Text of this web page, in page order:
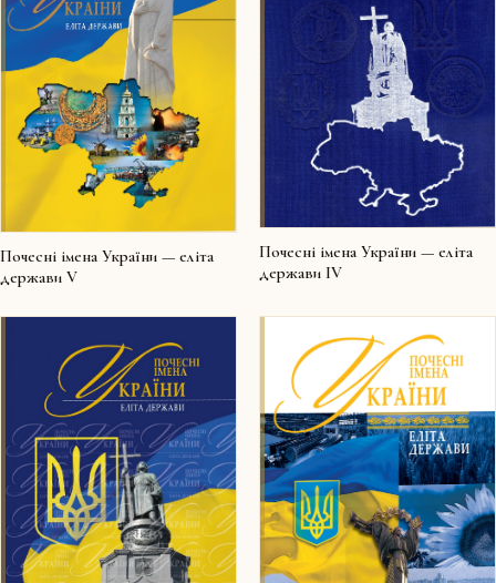
Почесні імена України — еліта
держави V
Почесні імена України — еліта
держави IV